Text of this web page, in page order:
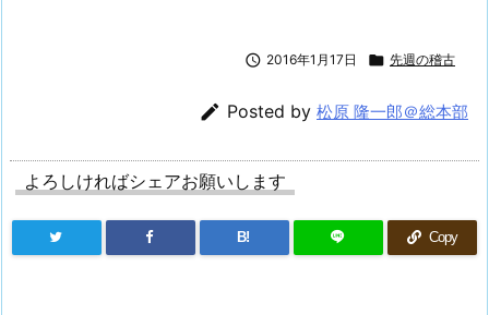
 2016年1月17日  先週の稽古
 Posted by 松原 隆一郎＠総本部
よろしければシェアお願いします
B! Copy